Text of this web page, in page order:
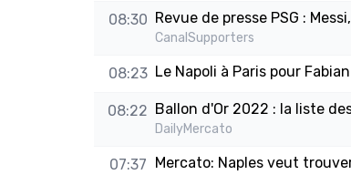
08:30 Revue de presse PSG :
CanalSupporters
08:23 Le Napoli à Paris pour
08:22 Ballon d'Or 2022 : la liste
DailyMercato
07:37 Mercato: Naples veut